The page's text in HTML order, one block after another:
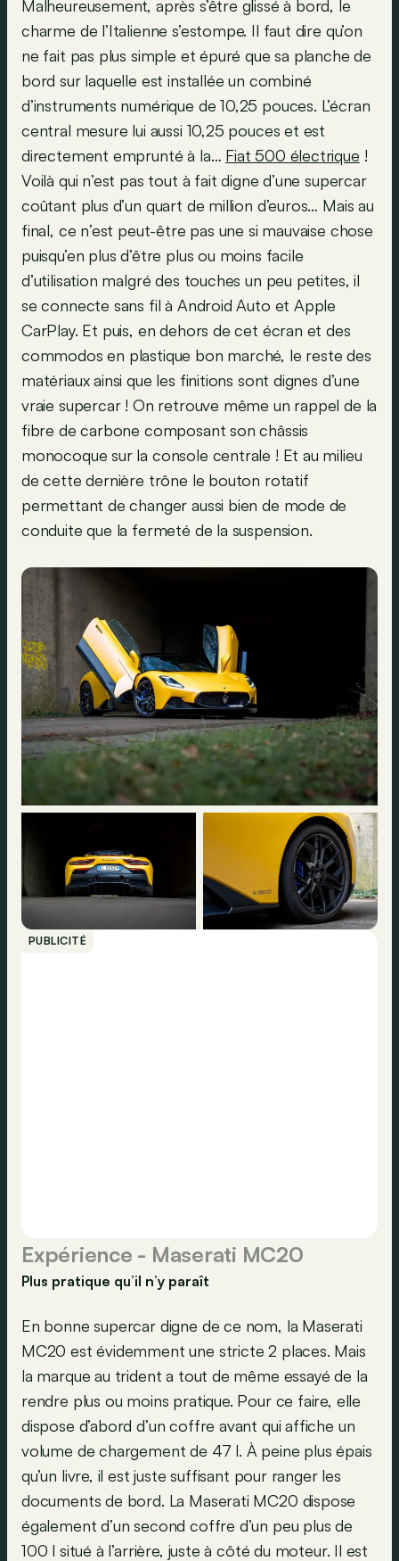
Malheureusement, après s’être glissé à bord, le
charme de l’Italienne s’estompe. Il faut dire qu’on
ne fait pas plus simple et épuré que sa planche de
bord sur laquelle est installée un combiné
d’instruments numérique de 10,25 pouces. L’écran
central mesure lui aussi 10,25 pouces et est
directement emprunté à la… Fiat 500 électrique !
Voilà qui n’est pas tout à fait digne d’une supercar
coûtant plus d’un quart de million d’euros… Mais au
final, ce n’est peut-être pas une si mauvaise chose
puisqu’en plus d’être plus ou moins facile
d’utilisation malgré des touches un peu petites, il
se connecte sans fil à Android Auto et Apple
CarPlay. Et puis, en dehors de cet écran et des
commodos en plastique bon marché, le reste des
matériaux ainsi que les finitions sont dignes d’une
vraie supercar ! On retrouve même un rappel de la
fibre de carbone composant son châssis
monocoque sur la console centrale ! Et au milieu
de cette dernière trône le bouton rotatif
permettant de changer aussi bien de mode de
conduite que la fermeté de la suspension.
PUBLICITÉ
Expérience - Maserati MC20
Plus pratique qu’il n’y paraît
En bonne supercar digne de ce nom, la Maserati
MC20 est évidemment une stricte 2 places. Mais
la marque au trident a tout de même essayé de la
rendre plus ou moins pratique. Pour ce faire, elle
dispose d’abord d’un coffre avant qui affiche un
volume de chargement de 47 l. À peine plus épais
qu’un livre, il est juste suffisant pour ranger les
documents de bord. La Maserati MC20 dispose
également d’un second coffre d’un peu plus de
100 l situé à l’arrière, juste à côté du moteur. Il est